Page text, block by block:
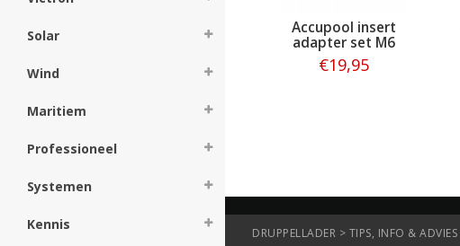
Solar
Wind
Maritiem
Professioneel
Systemen
Kennis
Accupool insert
adapter set M6
€19,95
DRUPPELLADER > TIPS, INFO & ADVIES